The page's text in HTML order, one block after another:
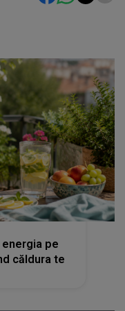
pe
căldura te